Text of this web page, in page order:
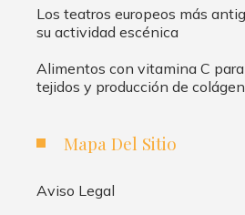
Los teatros europeos más
su actividad escénica
Alimentos con vitamina C
tejidos y producción de
Mapa Del Sitio
Aviso Legal